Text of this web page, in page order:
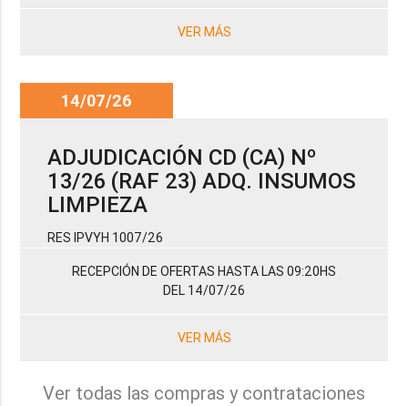
VER MÁS
14/07/26
ADJUDICACIÓN CD (CA) Nº
13/26 (RAF 23) ADQ. INSUMOS
LIMPIEZA
RES IPVYH 1007/26
RECEPCIÓN DE OFERTAS HASTA LAS 09:20HS
DEL 14/07/26
VER MÁS
Ver todas las compras y contrataciones